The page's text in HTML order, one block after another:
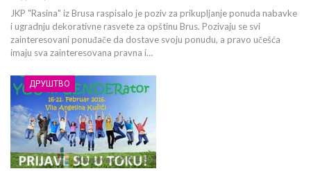
JKP "Rasina" iz Brusa raspisalo je poziv za prikupljanje ponuda nabavke
i ugradnju dekorativne rasvete za opštinu Brus. Pozivaju se svi
zainteresovani ponuđače da dostave svoju ponudu, a pravo učešća
imaju sva zainteresovana pravna i…
ДРУШТВО